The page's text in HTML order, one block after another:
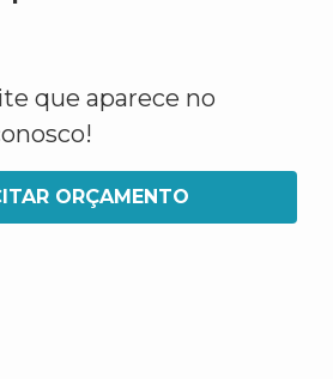
que aparece no
ORÇAMENTO